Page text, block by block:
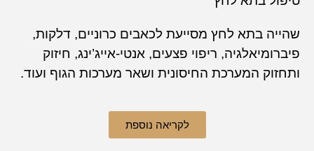
בתא לחץ מסייעת לכאבים כרוניים, דלקות,
ריפוי פצעים, אנטי-אייג’ינג, חיזוק
המערכת החיסונית ושאר מערכות הגוף ועוד.
לקריאה נוספת